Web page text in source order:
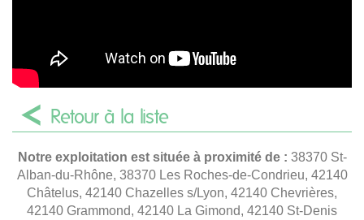
Retour à la liste
Notre exploitation est située à proximité de : 38370 St-
Alban-du-Rhône, 38370 Les Roches-de-Condrieu, 42140
Châtelus, 42140 Chazelles s/Lyon, 42140 Chevrières,
42140 Grammond, 42140 La Gimond, 42140 St-Denis